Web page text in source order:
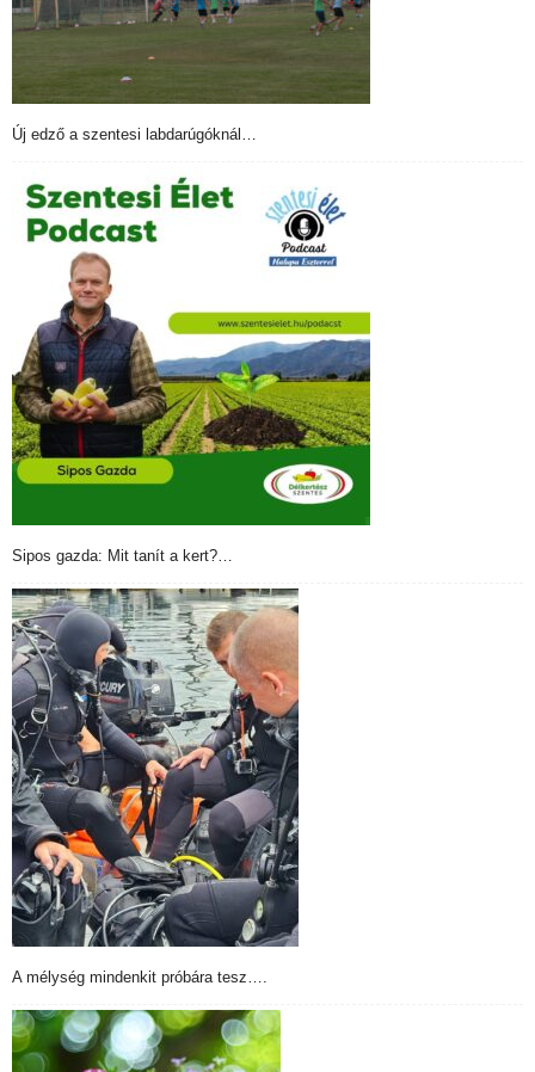
Új edző a szentesi labdarúgóknál…
Sipos gazda: Mit tanít a kert?…
A mélység mindenkit próbára tesz….